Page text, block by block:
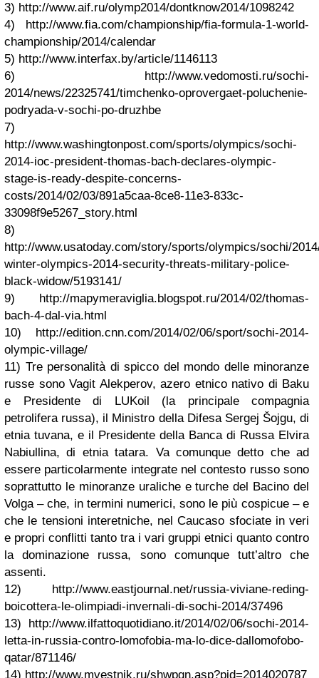
3) http://www.aif.ru/olymp2014/dontknow2014/1098242
4) http://www.fia.com/championship/fia-formula-1-world-
championship/2014/calendar
5) http://www.interfax.by/article/1146113
6) http://www.vedomosti.ru/sochi-
2014/news/22325741/timchenko-oprovergaet-poluchenie-
podryada-v-sochi-po-druzhbe
7)
http://www.washingtonpost.com/sports/olympics/sochi-
2014-ioc-president-thomas-bach-declares-olympic-
stage-is-ready-despite-concerns-
costs/2014/02/03/891a5caa-8ce8-11e3-833c-
33098f9e5267_story.html
8)
http://www.usatoday.com/story/sports/olympics/sochi/
winter-olympics-2014-security-threats-military-police-
black-widow/5193141/
9) http://mapymeraviglia.blogspot.ru/2014/02/thomas-
bach-4-dal-via.html
10) http://edition.cnn.com/2014/02/06/sport/sochi-2014-
olympic-village/
11) Tre personalità di spicco del mondo delle minoranze
russe sono Vagit Alekperov, azero etnico nativo di Baku
e Presidente di LUKoil (la principale compagnia
petrolifera russa), il Ministro della Difesa Sergej Šojgu, di
etnia tuvana, e il Presidente della Banca di Russa Elvira
Nabiullina, di etnia tatara. Va comunque detto che ad
essere particolarmente integrate nel contesto russo sono
soprattutto le minoranze uraliche e turche del Bacino del
Volga – che, in termini numerici, sono le più cospicue – e
che le tensioni interetniche, nel Caucaso sfociate in veri
e propri conflitti tanto tra i vari gruppi etnici quanto contro
la dominazione russa, sono comunque tutt’altro che
assenti.
12) http://www.eastjournal.net/russia-viviane-reding-
boicottera-le-olimpiadi-invernali-di-sochi-2014/37496
13) http://www.ilfattoquotidiano.it/2014/02/06/sochi-2014-
letta-in-russia-contro-lomofobia-ma-lo-dice-dallomofobo-
qatar/871146/
14) http://www.mvestnik.ru/shwpgn.asp?pid=2014020787